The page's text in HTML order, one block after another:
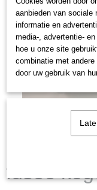
fusee
aanbieden van sociale
informatie en
media-, advertentie-
hoe u onze site
combinatie met
door uw gebruik van